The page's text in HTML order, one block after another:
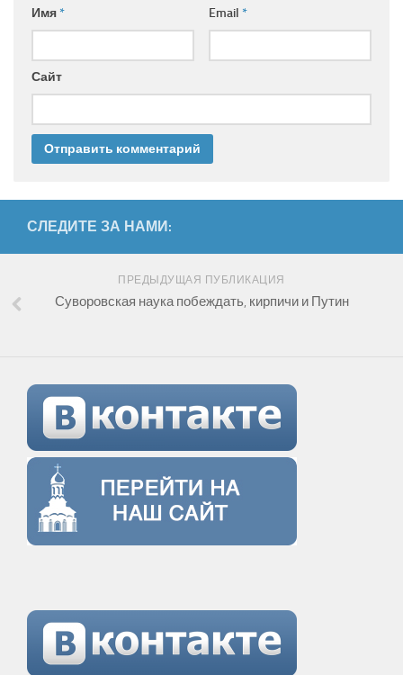
Имя* Email *
Сайт
СЛЕДИТЕ ЗА НАМИ:
ПРЕДЫДУЩАЯ ПУБЛИКАЦИЯ
Суворовская наука побеждать, кирпичи и Путин